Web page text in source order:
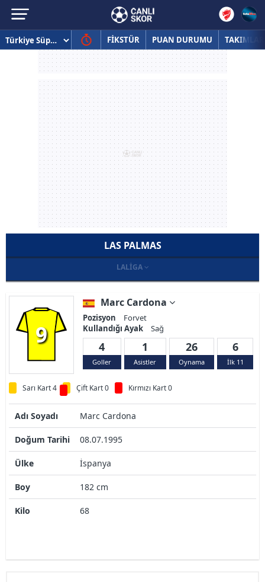
FİKSTÜR PUAN DURUMU TAKIMLAR
LAS PALMAS
LALIGA
9
Marc Cardona
Pozisyon
Forvet
Kullandığı Ayak
Sağ
4
Goller
1
Asistler
26
Oynama
6
İlk 11
Sarı Kart 4 Çift Kart 0 Kırmızı Kart 0
Adı Soyadı Marc Cardona
Doğum Tarihi 08.07.1995
Ülke İspanya
Boy 182 cm
Kilo 68